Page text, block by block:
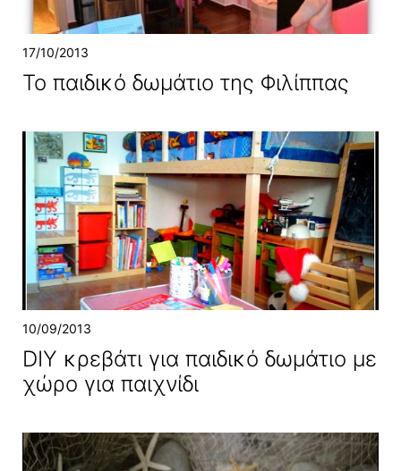
17/10/2013
Το παιδικό δωμάτιο της Φιλίππας
10/09/2013
DIY κρεβάτι για παιδικό δωμάτιο με
χώρο για παιχνίδι